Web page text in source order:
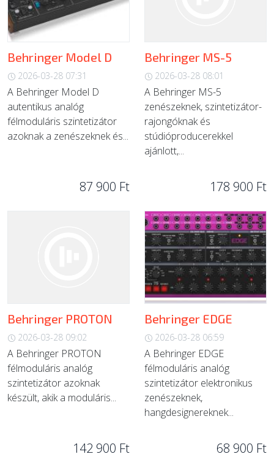
Behringer Model D
2026-03-28 07:31
A Behringer Model D
autentikus analóg
félmoduláris szintetizátor
azoknak a zenészeknek és...
87 900 Ft
Behringer MS-5
2026-03-28 08:01
A Behringer MS-5
zenészeknek, szintetizátor-
rajongóknak és
stúdióproducerekkel
ajánlott,...
178 900 Ft
Behringer PROTON
2026-03-28 09:02
A Behringer PROTON
félmoduláris analóg
szintetizátor azoknak
készült, akik a moduláris...
142 900 Ft
Behringer EDGE
2026-03-28 06:59
A Behringer EDGE
félmoduláris analóg
szintetizátor elektronikus
zenészeknek,
hangdesignereknek...
68 900 Ft